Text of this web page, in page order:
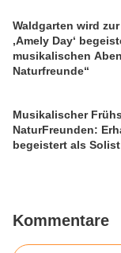
Waldgarten wird
‚Amely Day‘
musikalischen
Naturfreunde“
Musikalischer
NaturFreunden:
begeistert als Solist
Kommentare